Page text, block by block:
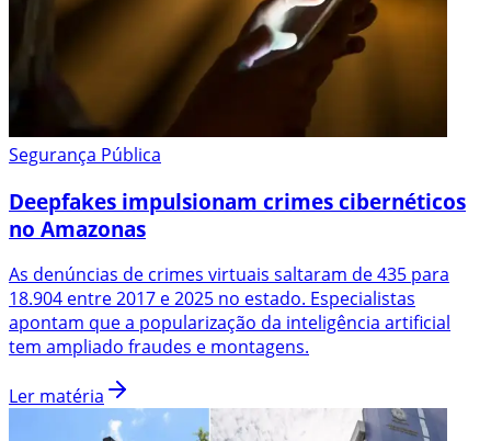
Segurança Pública
Deepfakes impulsionam crimes cibernéticos
no Amazonas
As denúncias de crimes virtuais saltaram de 435 para
18.904 entre 2017 e 2025 no estado. Especialistas
apontam que a popularização da inteligência artificial
tem ampliado fraudes e montagens.
Ler matéria